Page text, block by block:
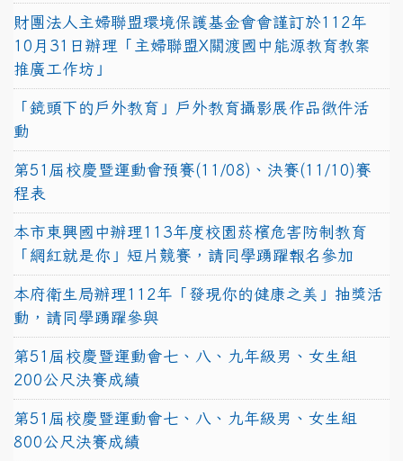
財團法人主婦聯盟環境保護基金會會謹訂於112年
10月31日辦理「主婦聯盟X關渡國中能源教育教案
推廣工作坊」
「鏡頭下的戶外教育」戶外教育攝影展作品徵件活
動
第51屆校慶暨運動會預賽(11/08)、決賽(11/10)賽
程表
本市東興國中辦理113年度校園菸檳危害防制教育
「網紅就是你」短片競賽，請同學踴躍報名參加
本府衛生局辦理112年「發現你的健康之美」抽獎活
動，請同學踴躍參與
第51屆校慶暨運動會七、八、九年級男、女生組
200公尺決賽成績
第51屆校慶暨運動會七、八、九年級男、女生組
800公尺決賽成績